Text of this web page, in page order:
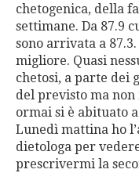
chetogenica, della
settimane. Da 87.9
sono arrivata a
migliore. Quasi
chetosi, a parte dei
del previsto ma
ormai si è abituato
Lunedì mattina ho
dietologa per
prescrivermi la